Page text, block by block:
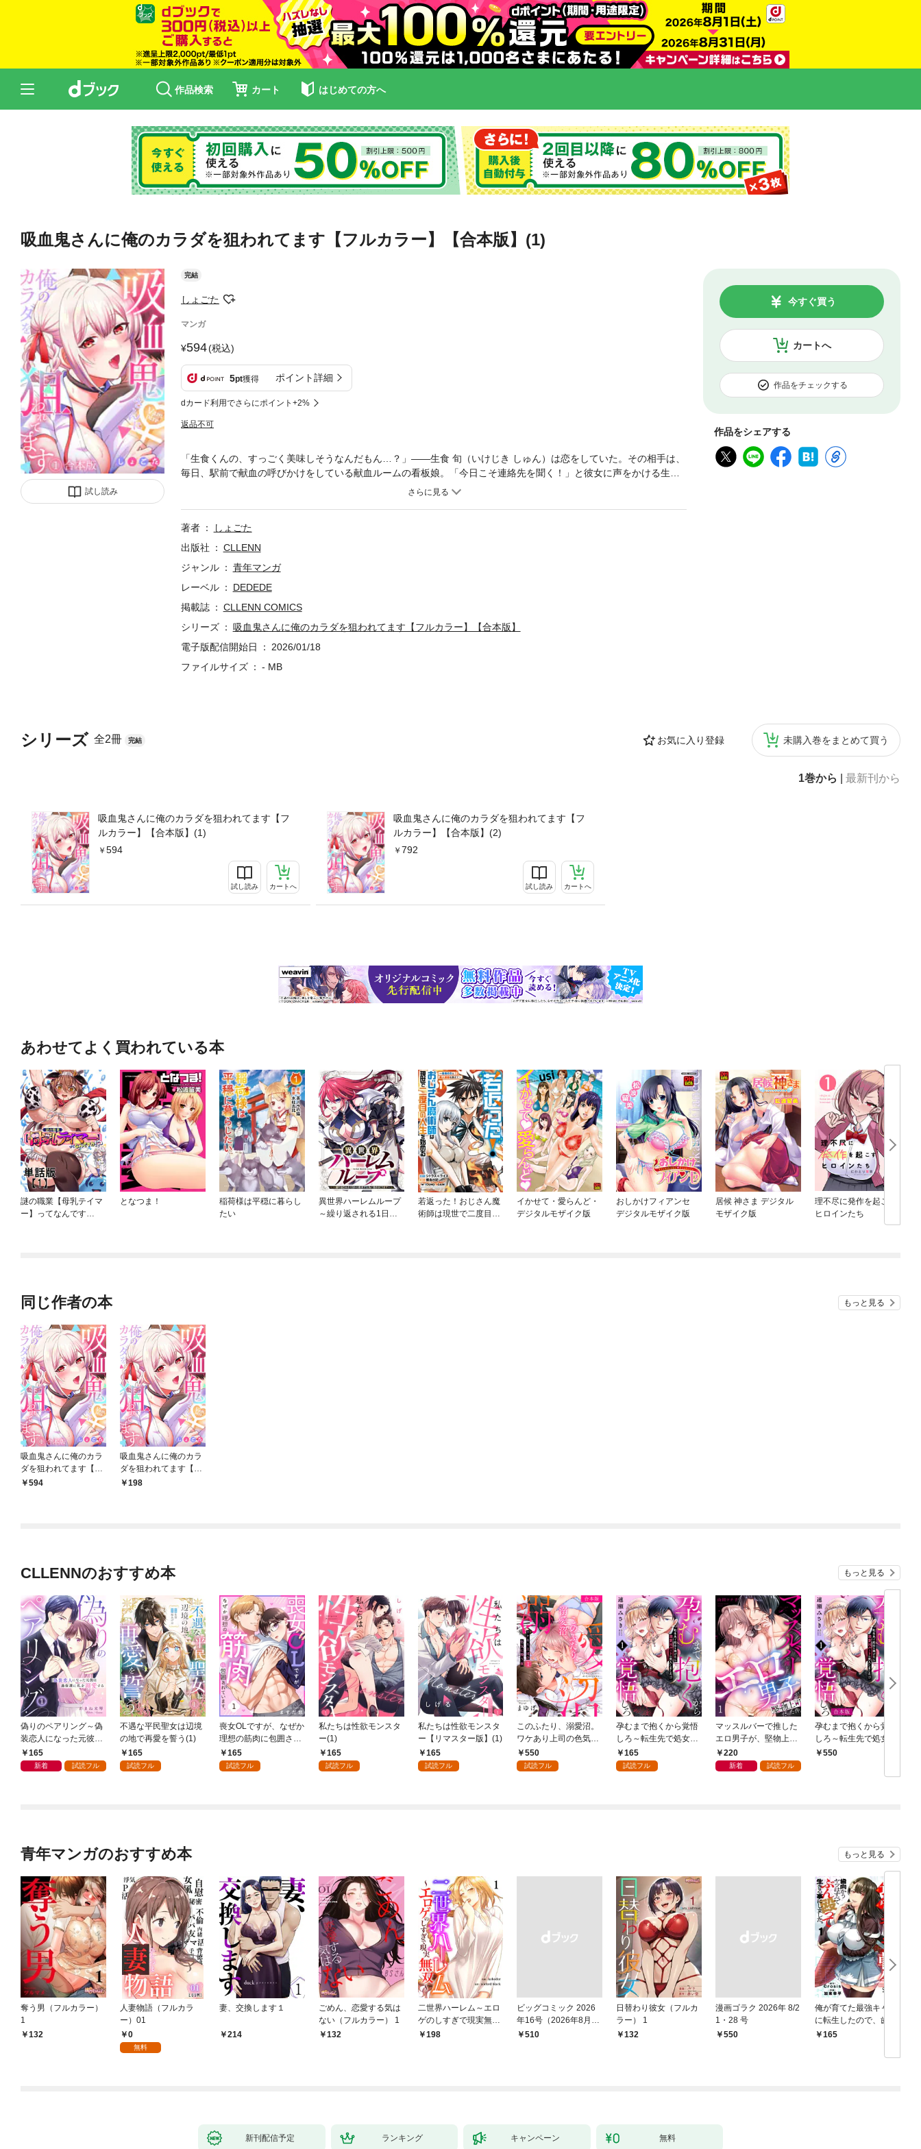
作品検索 カート はじめての方へ
吸血鬼さんに俺のカラダを狙われてます【フルカラー】【合本版】(1)
試し読み
完結
しょごた
マンガ
594(税込)
5pt獲得 ポイント詳細
dカード利用でさらにポイント+2%
返品不可
カートへ
今すぐ買う
作品をチェックする
作品をシェアする
シリーズ 全2冊 完結 お気に入り登録 未購入巻をまとめて買う
1巻から 最新刊から
吸血鬼さんに俺のカラダを狙われてます【フ
ルカラー】【合本版】(1)
594
試し読み カートへ
吸血鬼さんに俺のカラダを狙われてます【フ
ルカラー】【合本版】(2)
792
試し読み カートへ
「生食くんの、すっごく美味しそうなんだもん…？」――生食 旬（いけじき しゅん）は恋をしていた。その相手は、
毎日、駅前で献血の呼びかけをしている献血ルームの看板娘。「今日こそ連絡先を聞く！」と彼女に声をかける生食
だったが、いつの間にか献血に協力することに…？ しかも、彼女は二人きりになると態度が豹変！ 生食の上に跨り、
い。
著者
しょごた
出版社
CLLENN
ジャンル
青年マンガ
レーベル
DEDEDE
掲載誌
CLLENN COMICS
シリーズ
吸血鬼さんに俺のカラダを狙われてます【フルカラー】【合本版】
電子版配信開始日
2026/01/18
ファイルサイズ
- MB
あわせてよく買われている本
謎の職業【母乳テイマ
ー】ってなんです
となつま！
稲荷様は平穏に暮らし
たい
異世界ハーレムループ
～繰り返される1日か
若返った！おじさん魔
術師は現世で二度目の
イかせて・愛らんど・
デジタルモザイク版
おしかけフィアンセ
デジタルモザイク版
居候 神さま デジタル
モザイク版
理不尽に発作を起こす
ヒロインたち
同じ作者の本 もっと見る
吸血鬼さんに俺のカラ
ダを狙われてます【フ
ルカラー】【合本版】
594
吸血鬼さんに俺のカラ
ダを狙われてます【フ
ルカラー】(1)
198
CLLENNのおすすめ本 もっと見る
偽りのペアリング～偽
装恋人になった元彼は
過保護に私を溺愛する
～(1)
165
新着 試読フル
不遇な平民聖女は辺境
の地で再愛を誓う(1)
165
試読フル
喪女OLですが、なぜか
理想の筋肉に包囲され
ています。(1)
165
試読フル
私たちは性欲モンスタ
ー(1)
165
試読フル
私たちは性欲モンスタ
ー【リマスター版】(1)
165
試読フル
このふたり、溺愛沼。
ワケあり上司の色気に
酔う夜【合本版】(1)
550
試読フル
孕むまで抱くから覚悟
しろ～転生先で処女を
捧げたら溺愛Hルート
に突入しました！？～
165
試読フル
マッスルバーで推した
エロ男子が、堅物上司
だった件。(1)
220
新着 試読フル
孕むまで抱くから覚悟
しろ～転生先で処女を
捧げたら溺愛Hルート
550
青年マンガのおすすめ本 もっと見る
奪う男（フルカラー）
1
132
人妻物語（フルカラ
ー）01
0
無料
妻、交換します１
214
ごめん、恋愛する気は
ない（フルカラー） 1
132
二世界ハーレム～エロ
ゲのしすぎで現実無双
～１198
ビッグコミック 2026
年16号（2026年8月7
日発売）
￥510
日替わり彼女（フルカ
ラー） 1
132
漫画ゴラク 2026年 8/2
1・28 号
￥550
俺が育てた最強キャラ
に転生したので、歯向
かうヤツはすべてぶん
165
新刊配信予定 ランキング キャンペーン 無料